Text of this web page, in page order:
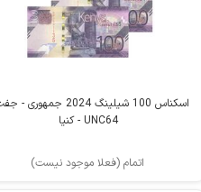
اسکناس 100 شیلینگ 2024
UNC64 - کنیا
اتمام (فعلا موجود نیست)